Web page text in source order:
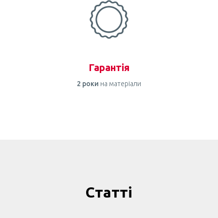
Гарантія
2 роки на матеріали
Статті